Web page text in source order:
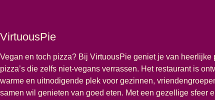
VirtuousPie
Vegan en toch pizza? Bij VirtuousPie geniet je van heerlijke
pizza’s die zelfs niet-vegans verrassen. Het restaurant is
warme en uitnodigende plek voor gezinnen,
samen wil genieten van goed eten. Met een gezellige sfeer